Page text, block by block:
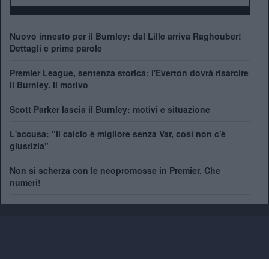
Nuovo innesto per il Burnley: dal Lille arriva Raghouber!
Dettagli e prime parole
Premier League, sentenza storica: l'Everton dovrà risarcire
il Burnley. Il motivo
Scott Parker lascia il Burnley: motivi e situazione
L'accusa: "Il calcio è migliore senza Var, così non c'è
giustizia"
Non si scherza con le neopromosse in Premier. Che
numeri!